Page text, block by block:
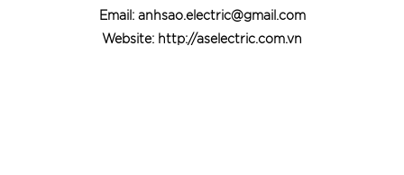
Email: anhsao.electric@gmail.com
Website: http://aselectric.com.vn